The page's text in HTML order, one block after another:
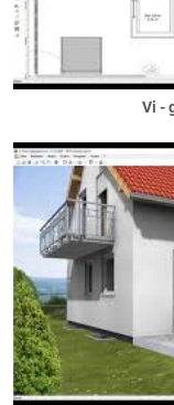
Säulen / Stützen
Massivstützen
Säulen
Stahlstützen
Schornsteine /
Kamine
Schornsteine
Solaranlagen
Vi -